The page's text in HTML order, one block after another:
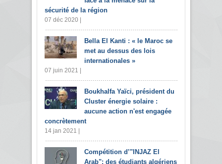
sécurité de la région
07 déc 2020 |
Bella El Kanti : « le Maroc se
met au dessus des lois
internationales »
07 juin 2021 |
Boukhalfa Yaïci, président du
Cluster énergie solaire :
aucune action n'est engagée
concrètement
14 jan 2021 |
Compétition d’"INJAZ El
Arab": des étudiants algériens